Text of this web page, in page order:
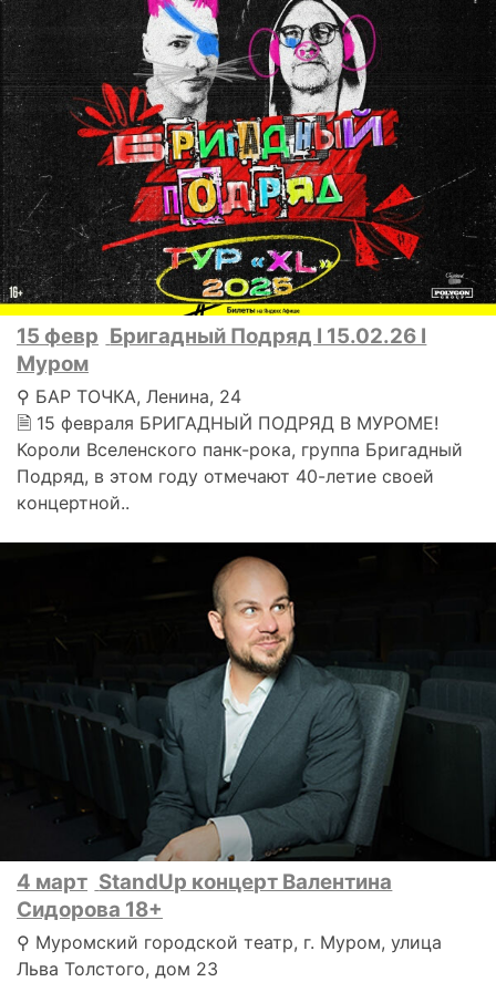
15 февр Бригадный Подряд I 15.02.26 I
Муром
⚲ БАР ТОЧКА, Ленина, 24
🗎 15 февраля БРИГАДНЫЙ ПОДРЯД В МУРОМЕ!
Короли Вселенского панк-рока, группа Бригадный
Подряд, в этом году отмечают 40-летие своей
концертной..
4 март StandUp концерт Валентина
Сидорова 18+
⚲ Муромский городской театр, г. Муром, улица
Льва Толстого, дом 23